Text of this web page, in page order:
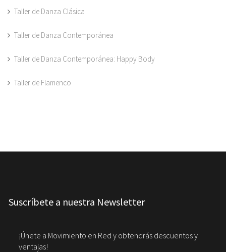
Taller de Danza Clásica
Taller de Danza Contemporánea
Taller de Danza Contemporánea: Happy Body
Taller de Flamenco
Suscríbete a nuestra Newsletter
¡Únete a Movimiento en Red y obtendrás descuentos y
ventajas!